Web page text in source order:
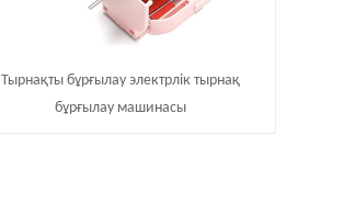
Тырнақты бұрғылау электрлік тырнақ
бұрғылау машинасы